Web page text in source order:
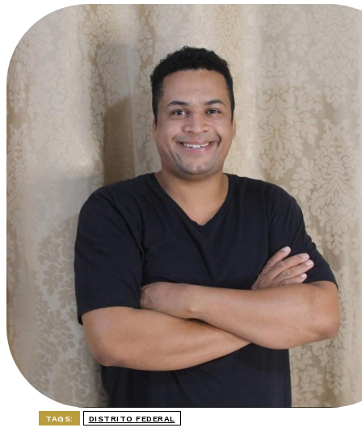
TAGS: DISTRITO FEDERAL